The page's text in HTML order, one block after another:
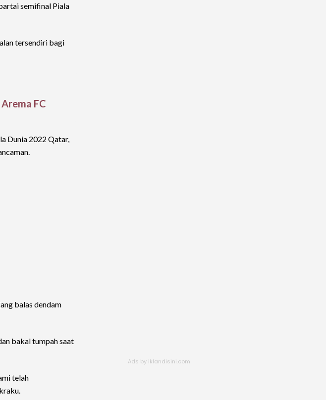
semifinal Piala
tersendiri bagi
FC
Dunia 2022 Qatar,
balas dendam
bakal tumpah saat
telah